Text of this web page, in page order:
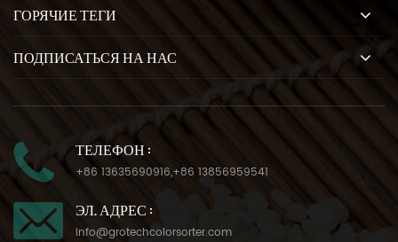
ГОРЯЧИЕ ТЕГИ
ПОДПИСАТЬСЯ НА НАС
ТЕЛЕФОН :
+86 13635690916,+86 13856959541
ЭЛ. АДРЕС :
info@grotechcolorsorter.com